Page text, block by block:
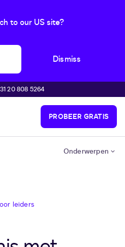
to our US site?
Dismiss
20 808 5264
PROBEER GRATIS
Onderwerpen
leiders